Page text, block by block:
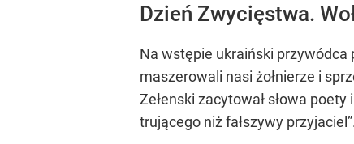
Dzień Zwycięstwa.
Na wstępie ukraiński przywódca
maszerowali nasi żołnierze i
Zełenski zacytował słowa
trującego niż fałszywy